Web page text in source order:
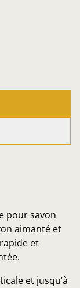
pour savon
aimanté et
et
et jusqu’à